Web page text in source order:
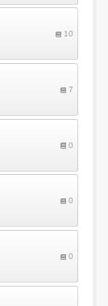
10
7
0
0
0